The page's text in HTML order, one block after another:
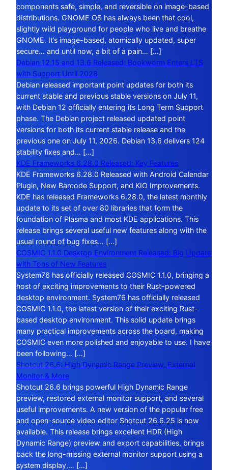
components safe, simple, and reversible on image-based
distributions. GNOME OS has always been that cool,
slightly wild playground for people who live and breathe
GNOME. It’s image-based, atomically updated, super
secure… and until now, a bit of a pain… […]
Debian 12.15 and 13.6 Released: Bookworm Enters LTS
with Support Until 2028
Debian released important point updates for both its
current stable and previous stable versions on July 11,
with Debian 12 officially entering its Long Term Support
phase. The Debian project released updated point
versions for both its current stable release and the
previous one on July 11, 2026. Debian 13.6 delivers 124
stability fixes and… […]
KDE Frameworks 6.28.0 Released: Key Features
KDE Frameworks 6.28.0 Released with Android Calendar
Plugin, New Barcode Support, and KIO Improvements.
KDE has released Frameworks 6.28.0, the latest monthly
update to its set of over 80 libraries that form the
foundation of Plasma and most KDE applications. This
release brings several useful new features along with the
usual round of bug fixes… […]
COSMIC 1.1.0 Desktop Environment Released: Big Update
with Tons of New Features
System76 has officially released COSMIC 1.1.0, bringing a
host of exciting improvements to their Rust-powered
desktop environment. System76 has officially released
COSMIC 1.1.0, the latest version of their exciting Rust-
based desktop environment. This solid update brings
many practical improvements across the board, making
COSMIC even more polished and enjoyable to use. I have
been following… […]
Shotcut 26.6: High Dynamic Range Preview, External
Monitor & More
Shotcut 26.6 brings powerful High Dynamic Range
preview, restored external monitor support, and several
useful improvements. A new version of the popular free
and open-source video editor Shotcut 26.6.25 is now
available. This release brings excellent HDR (High
Dynamic Range) preview and export capabilities, brings
back the long-missing external monitor support using a
system display,… […]